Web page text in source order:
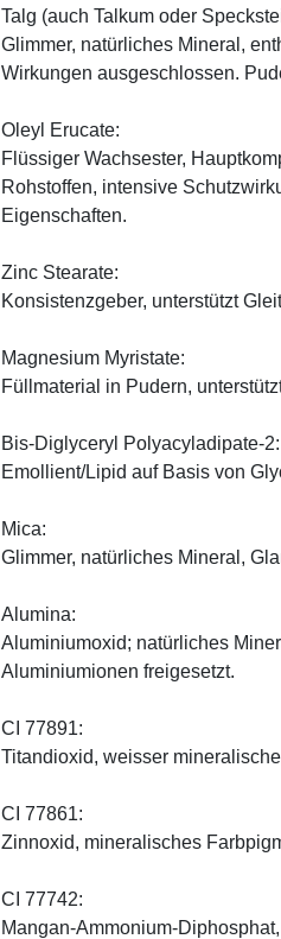
Talg (auch Talkum oder
Glimmer, natürliches Mineral,
Wirkungen ausgeschlossen.
Oleyl Erucate:
Flüssiger Wachsester,
Rohstoffen, intensive
Eigenschaften.
Zinc Stearate:
Konsistenzgeber, unterstützt
Magnesium Myristate:
Füllmaterial in Pudern,
Bis-Diglyceryl Polyacyladipate-2:
Emollient/Lipid auf Basis von
Mica:
Glimmer, natürliches Mineral,
Alumina:
Aluminiumoxid; natürliches
Aluminiumionen freigesetzt.
CI 77891:
Titandioxid, weisser
CI 77861:
Zinnoxid, mineralisches
CI 77742:
Mangan-Ammonium-